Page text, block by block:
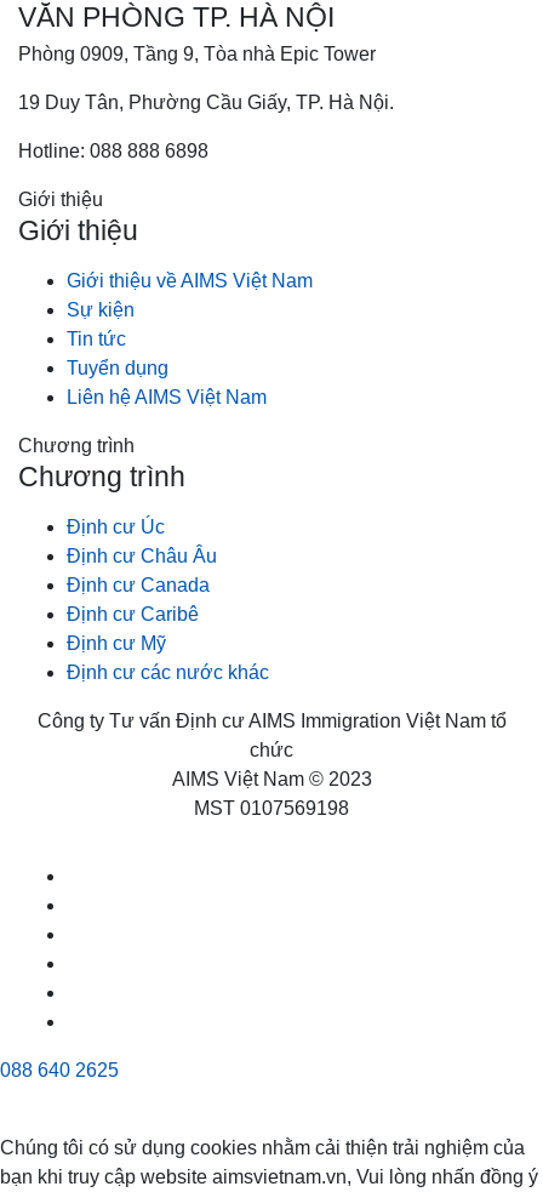
VĂN PHÒNG TP. HÀ NỘI
Phòng 0909, Tầng 9, Tòa nhà Epic Tower
19 Duy Tân, Phường Cầu Giấy, TP. Hà Nội.
Hotline: 088 888 6898
Giới thiệu
Giới thiệu
Giới thiệu về AIMS Việt Nam
Sự kiện
Tin tức
Tuyển dụng
Liên hệ AIMS Việt Nam
Chương trình
Chương trình
Định cư Úc
Định cư Châu Âu
Định cư Canada
Định cư Caribê
Định cư Mỹ
Định cư các nước khác
Công ty Tư vấn Định cư AIMS Immigration Việt Nam tổ
chức
AIMS Việt Nam © 2023
MST 0107569198
088 640 2625
Chúng tôi có sử dụng cookies nhằm cải thiện trải nghiệm của
bạn khi truy cập website aimsvietnam.vn, Vui lòng nhấn đồng ý